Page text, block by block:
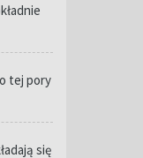
tej pory
się